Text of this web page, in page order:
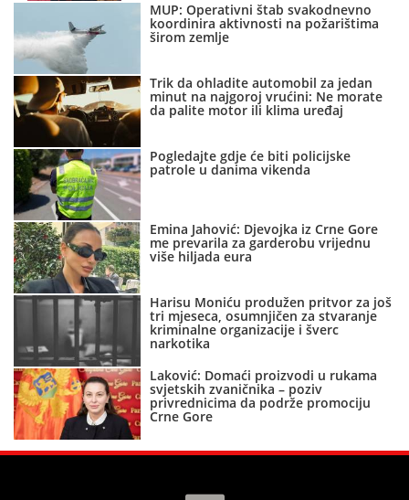
MUP: Operativni štab svakodnevno
koordinira aktivnosti na požarištima
širom zemlje
Trik da ohladite automobil za jedan
minut na najgoroj vrućini: Ne morate
da palite motor ili klima uređaj
Pogledajte gdje će biti policijske
patrole u danima vikenda
Emina Jahović: Djevojka iz Crne Gore
me prevarila za garderobu vrijednu
više hiljada eura
Harisu Moniću produžen pritvor za još
tri mjeseca, osumnjičen za stvaranje
kriminalne organizacije i šverc
narkotika
Laković: Domaći proizvodi u rukama
svjetskih zvaničnika – poziv
privrednicima da podrže promociju
Crne Gore